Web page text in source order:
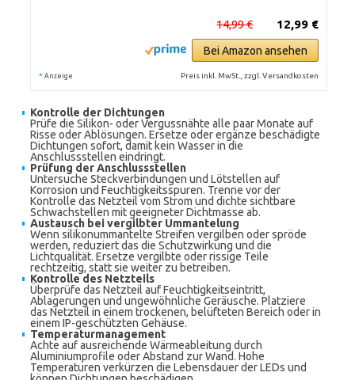
12,99 €
14,99 €
Bei Amazon ansehen
* Anzeige Preis inkl. MwSt., zzgl. Versandkosten
Kontrolle der Dichtungen
Prüfe die Silikon- oder Vergussnähte alle paar Monate auf
Risse oder Ablösungen. Ersetze oder ergänze beschädigte
Dichtungen sofort, damit kein Wasser in die
Anschlussstellen eindringt.
Prüfung der Anschlussstellen
Untersuche Steckverbindungen und Lötstellen auf
Korrosion und Feuchtigkeitsspuren. Trenne vor der
Kontrolle das Netzteil vom Strom und dichte sichtbare
Schwachstellen mit geeigneter Dichtmasse ab.
Austausch bei vergilbter Ummantelung
Wenn silikonummantelte Streifen vergilben oder spröde
werden, reduziert das die Schutzwirkung und die
Lichtqualität. Ersetze vergilbte oder rissige Teile
rechtzeitig, statt sie weiter zu betreiben.
Kontrolle des Netzteils
Überprüfe das Netzteil auf Feuchtigkeitseintritt,
Ablagerungen und ungewöhnliche Geräusche. Platziere
das Netzteil in einem trockenen, belüfteten Bereich oder in
einem IP-geschützten Gehäuse.
Temperaturmanagement
Achte auf ausreichende Wärmeableitung durch
Aluminiumprofile oder Abstand zur Wand. Hohe
Temperaturen verkürzen die Lebensdauer der LEDs und